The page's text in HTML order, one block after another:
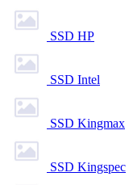
SSD HP
SSD Intel
SSD Kingmax
SSD Kingspec